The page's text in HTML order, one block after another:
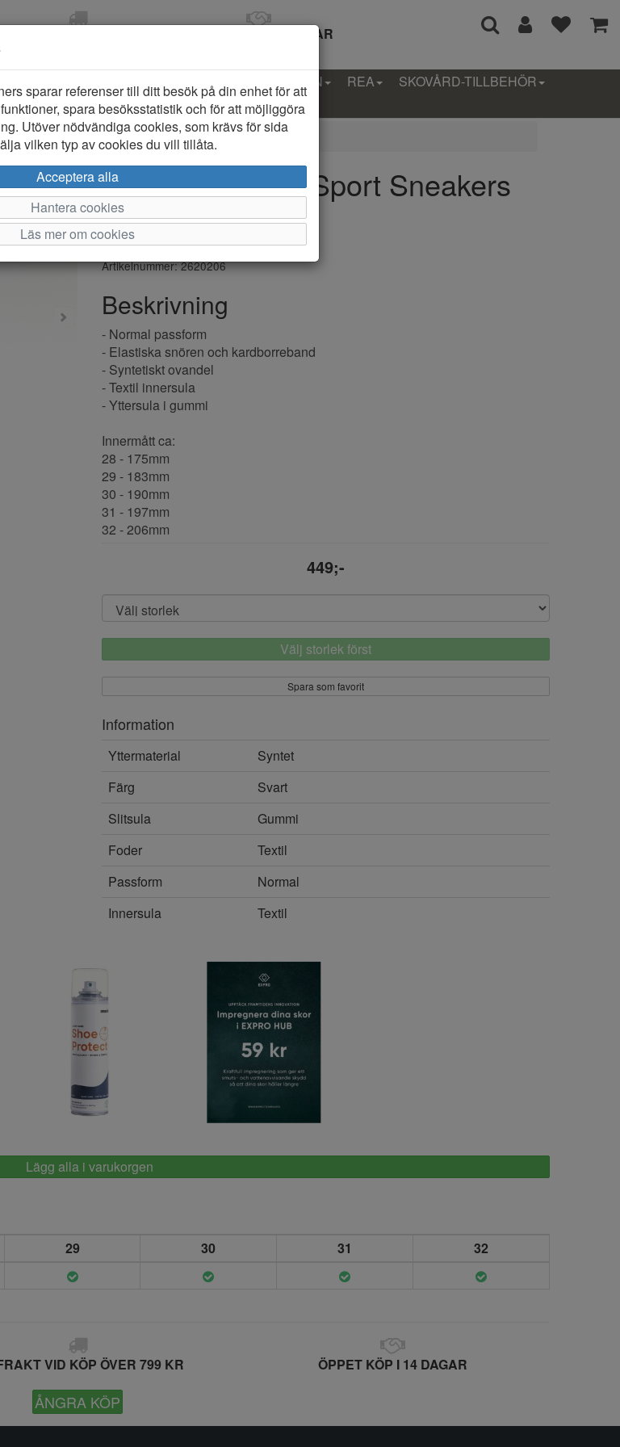
ÖPPET KÖP I 14 DAGAR
PROVKOLLEKTION REA
SKOVÅRD-TILLBEHÖR
Adidas Tensaur Sport Sneakers
Barn
Varumärke: Adidas
Artikelnummer: 2620206
Beskrivning
- Normal passform
- Elastiska snören och kardborreband
- Syntetiskt ovandel
- Textil innersula
- Yttersula i gummi
Innermått ca:
28 - 175mm
29 - 183mm
30 - 190mm
31 - 197mm
32 - 206mm
449;-
Välj storlek först
Spara som favorit
Information
Yttermaterial
Syntet
Färg
Svart
Slitsula
Gummi
Foder
Textil
Passform
Normal
Innersula
Textil
Lägg alla i varukorgen
29 30 31
32
VID KÖP ÖVER 799 KR ÖPPET KÖP I 14 DAGAR
ÅNGRA KÖP
sparar referenser till ditt besök på din enhet för att
spara besöksstatistik och för att möjliggöra
Utöver nödvändiga cookies, som krävs för sida
vilken typ av cookies du vill tillåta.
Acceptera alla
Hantera cookies
Läs mer om cookies